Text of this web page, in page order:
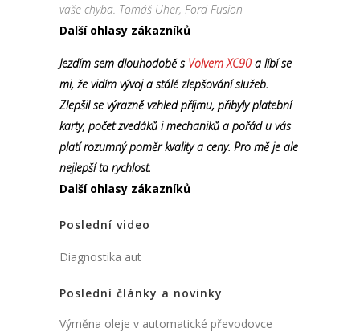
vaše chyba. Tomáš Uher, Ford Fusion
Další ohlasy zákazníků
Jezdím sem dlouhodobě s Volvem XC90 a líbí se
mi, že vidím vývoj a stálé zlepšování služeb.
Zlepšil se výrazně vzhled příjmu, přibyly platební
karty, počet zvedáků i mechaniků a pořád u vás
platí rozumný poměr kvality a ceny. Pro mě je ale
nejlepší ta rychlost.
Další ohlasy zákazníků
Poslední video
Diagnostika aut
Poslední články a novinky
Výměna oleje v automatické převodovce